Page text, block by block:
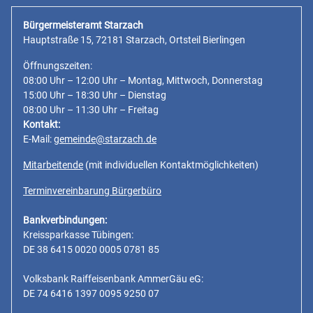
Bürgermeisteramt Starzach
Hauptstraße 15, 72181 Starzach, Ortsteil Bierlingen
Öffnungszeiten:
08:00 Uhr – 12:00 Uhr – Montag, Mittwoch, Donnerstag
15:00 Uhr – 18:30 Uhr – Dienstag
08:00 Uhr – 11:30 Uhr – Freitag
Kontakt:
E-Mail:gemeinde@starzach.de
Mitarbeitende (mit individuellen Kontaktmöglichkeiten)
Terminvereinbarung Bürgerbüro
Bankverbindungen:
Kreissparkasse Tübingen:
DE 38 6415 0020 0005 0781 85
Volksbank Raiffeisenbank AmmerGäu eG:
DE 74 6416 1397 0095 9250 07